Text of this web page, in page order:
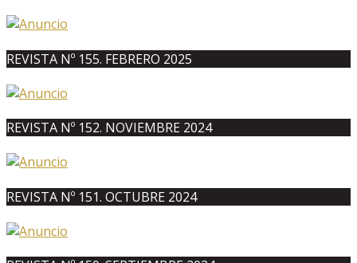
REVISTA Nº 155. FEBRERO 2025
REVISTA Nº 152. NOVIEMBRE 2024
REVISTA Nº 151. OCTUBRE 2024